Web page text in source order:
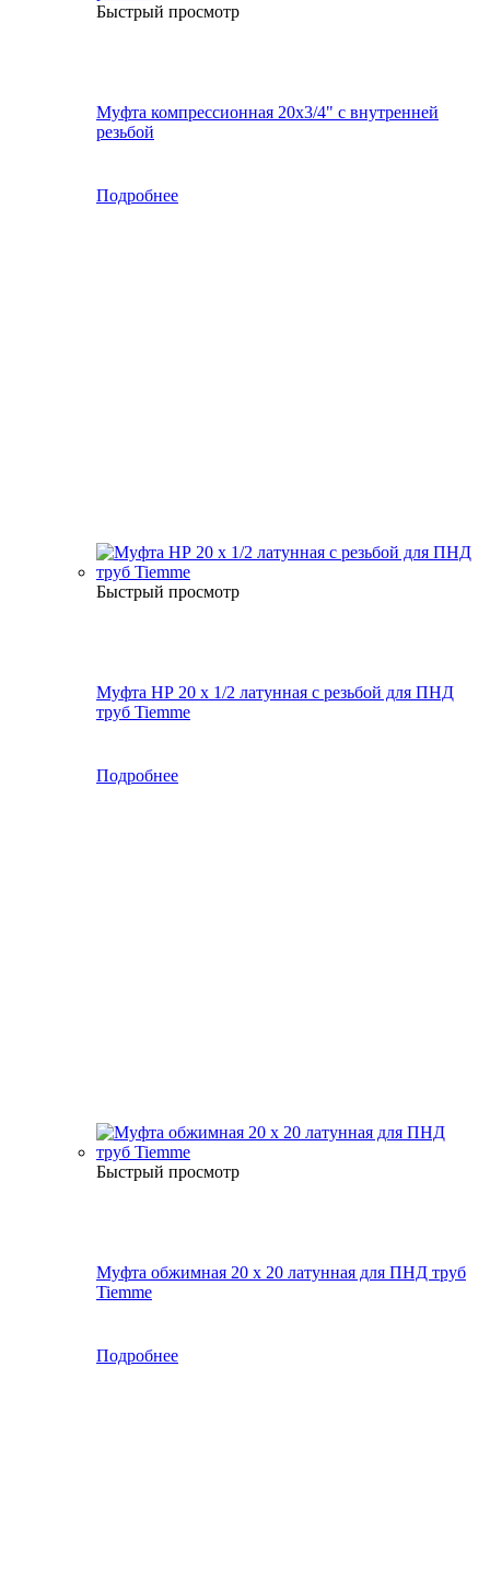
Быстрый просмотр
Муфта компрессионная 20х3/4" с внутренней
резьбой
Подробнее
Быстрый просмотр
Муфта НР 20 х 1/2 латунная с резьбой для ПНД
труб Tiemme
Подробнее
Быстрый просмотр
Муфта обжимная 20 х 20 латунная для ПНД труб
Tiemme
Подробнее